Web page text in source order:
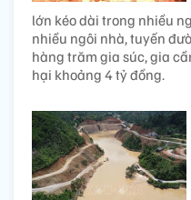
lớn kéo dài trong nhiều
nhiều ngôi nhà, tuyến
hàng trăm gia súc, gia
hại khoảng 4 tỷ đồng.